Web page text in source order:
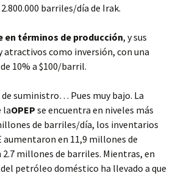
barriles/día de Irak.
en términos de producción, y sus
atractivos como inversión, con una
10% a $100/barril.
suministro… Pues muy bajo. La
laOPEP se encuentra en niveles más
de barriles/día, los inventarios
aumentaron en 11,9 millones de
millones de barriles. Mientras, en
petróleo doméstico ha llevado a que